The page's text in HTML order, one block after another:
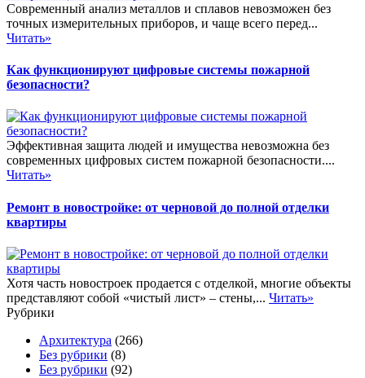
Современный анализ металлов и сплавов невозможен без
точных измерительных приборов, и чаще всего перед...
Читать»
Как функционируют цифровые системы пожарной
безопасности?
Эффективная защита людей и имущества невозможна без
современных цифровых систем пожарной безопасности....
Читать»
Ремонт в новостройке: от черновой до полной отделки
квартиры
Хотя часть новостроек продается с отделкой, многие объекты
представляют собой «чистый лист» – стены,... Читать»
Рубрики
Архитектура (266)
Без рубрики (8)
Без рубрики (92)